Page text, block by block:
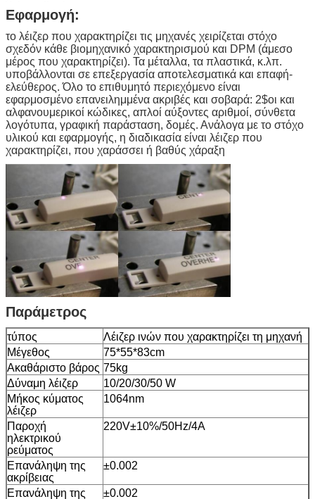
Εφαρμογή:
το λέιζερ που χαρακτηρίζει τις μηχανές χειρίζεται στόχο
σχεδόν κάθε βιομηχανικό χαρακτηρισμού και DPM (άμεσο
μέρος που χαρακτηρίζει). Τα μέταλλα, τα πλαστικά, κ.λπ.
υποβάλλονται σε επεξεργασία αποτελεσματικά και επαφή-
ελεύθερος. Όλο το επιθυμητό περιεχόμενο είναι
εφαρμοσμένο επανειλημμένα ακριβές και σοβαρά: 2$οι και
αλφανουμερικοί κώδικες, απλοί αύξοντες αριθμοί, σύνθετα
λογότυπα, γραφική παράσταση, δομές. Ανάλογα με το στόχο
υλικού και εφαρμογής, η διαδικασία είναι λέιζερ που
χαρακτηρίζει, που χαράσσει ή βαθύς χάραξη
Παράμετρος
τύπος
Λέιζερ ινών που χαρακτηρίζει τη μηχανή
Μέγεθος
75*55*83cm
Ακαθάριστο βάρος 75kg
Δύναμη λέιζερ
10/20/30/50 W
Μήκος κύματος
λέιζερ
1064nm
Παροχή
ηλεκτρικού
ρεύματος
220V±10%/50Hz/4A
Επανάληψη της
ακρίβειας
±0.002
Επανάληψη της
±0.002